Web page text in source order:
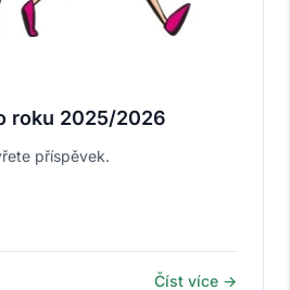
roku 2025/2026
příspěvek.
Číst více →